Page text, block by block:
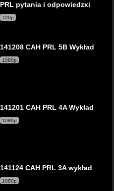
PRL pytania i odpowiedzxi
720p
141208 CAH PRL 5B Wykład
1080p
141201 CAH PRL 4A Wykład
1080p
141124 CAH PRL 3A wykład
1080p